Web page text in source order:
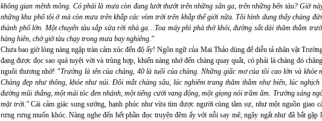
không gian mênh mông. Có phải là mưa còn đang lướt thướt trên những sân ga, trên những bến tàu? Giờ
những khu phố tôi ở mà còn mưa trên khắp các vòm trời trên khắp thế giới nữa. Tôi hình dung thấy chàng
thành phố lớn. Một chuyến tàu sắp sửa rời nhà ga…Toa máy phì phà thở khói, đường sắt dài thăm thẳm
hàng hiên, chờ giờ tàu chạy trong mưa bay nghiêng."
Chưa bao giờ lòng nàng ngập tràn cảm xúc đến độ ấy! Ngôn ngữ của Mai Thảo dùng để diễn tả nhân vật
đang được đọc sao quá tuyệt vời và trùng hợp, khiến nàng nhớ đến chàng quay quắt, có phải là chàng đó
nguôi thương nhớ! "Trường là tên của chàng, 40 là tuổi của chàng. Những giấc mơ của tôi cao lớn và khỏe
Chàng đẹp như thông, khỏe như núi. Đôi mắt chàng sâu, lúc nghiêm trang thăm thẳm như biển, lúc
đường mũi thẳng, một mái tóc đen nhánh, một tiếng cười vang động, một giọng nói trầm ấm. Trường sáng
mặt trời."Cái cảm giác sung sướng, hạnh phúc như vừa tìm được người cùng tâm sự, như một nguồn giao
rưng rưng muốn khóc. Nàng nghe đến hết phần đọc truyện đêm ấy với nỗi say mê, ngây ngất như đã bắt